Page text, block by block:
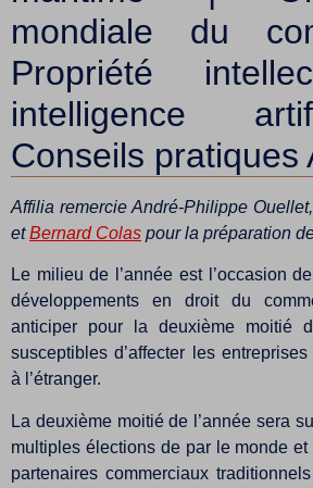
mondiale du
Propriété
intelligence
Conseils pratiques
Affilia remercie André-Philippe
et Bernard Colas pour la préparation
Le milieu de l’année est l’occasion
développements en droit du
anticiper pour la deuxième moitié
susceptibles d’affecter les
à l’étranger.
La deuxième moitié de l’année sera
multiples élections de par le monde
partenaires commerciaux